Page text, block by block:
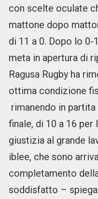
con scelte oculate
mattone dopo
di 11 a 0. Dopo lo 0-
meta in apertura di
Ragusa Rugby ha
ottima condizione
rimanendo in
finale, di 10 a 16 per
giustizia al grande
iblee, che sono
completamento
soddisfatto –